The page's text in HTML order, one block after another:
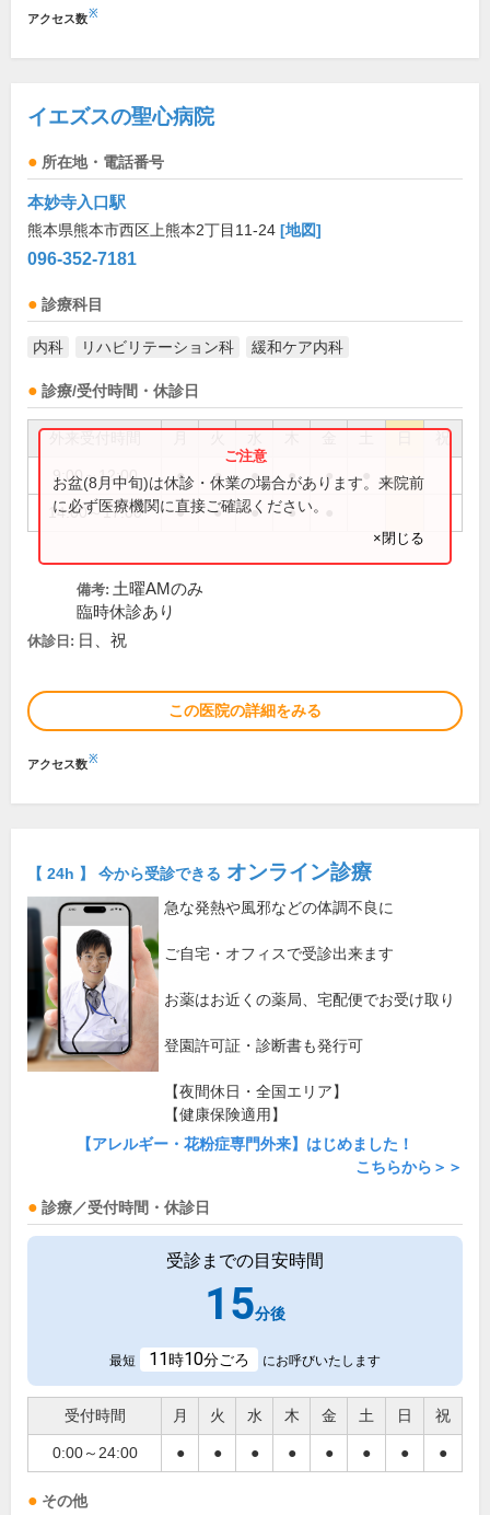
アクセス数※
イエズスの聖心病院
所在地・電話番号
本妙寺入口駅
熊本県熊本市西区上熊本2丁目11-24 [地図]
096-352-7181
診療科目
内科 リハビリテーション科 緩和ケア内科
診療/受付時間・休診日
祝
9:00～12:00 ● ● ● ● ●
14:00～17:00 ● ● ● ●
お盆(8月中旬)は休診・休業の場合があります。来院前
に必ず医療機関に直接ご確認ください。
×閉じる
備考: 土曜AMのみ
臨時休診あり
休診日: 日、祝
この医院の詳細をみる
アクセス数※
【 24h 】 今から受診できる オンライン診療
急な発熱や風邪などの体調不良に
ご自宅・オフィスで受診出来ます
お薬はお近くの薬局、宅配便でお受け取り
登園許可証・診断書も発行可
【夜間休日・全国エリア】
【健康保険適用】
【アレルギー・花粉症専門外来】はじめました！
こちらから＞＞
診療／受付時間・休診日
受診までの目安時間
15分後
最短 11時10分ごろ にお呼びいたします
受付時間 月 火 水 木 金 土 日 祝
0:00～24:00 ● ● ● ● ● ● ● ●
その他